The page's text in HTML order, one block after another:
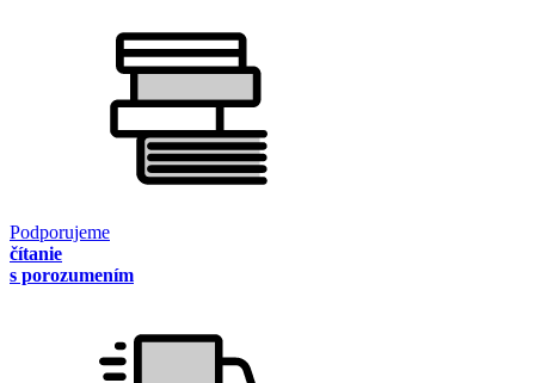
Podporujeme
čítanie
s porozumením